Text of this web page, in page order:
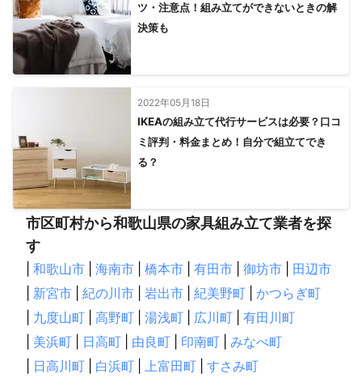
ツ・注意点！組み立てができないときの解
決策も
2022年05月18日
IKEAの組み立て代行サービスは必要？口コ
ミ評判・料金まとめ！自分で組立てでき
る？
市区町村から和歌山県の家具組み立て業者を探
す
和歌山市 海南市 橋本市 有田市 御坊市
田辺市
新宮市 紀の川市 岩出市 紀美野町
かつらぎ町
九度山町 高野町 湯浅町 広川町
有田川町
美浜町 日高町 由良町 印南町
みなべ町
日高川町 白浜町 上富田町
すさみ町